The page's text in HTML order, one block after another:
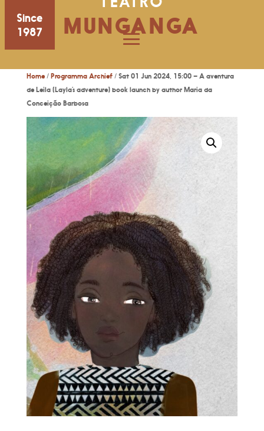
Since
1987
MUNGANGA
Home/ Programma Archief/ Sat 01 Jun 2024, 15:00 – A aventura
de Leila (Layla’s adventure) book launch by author Maria da
Conceição Barbosa